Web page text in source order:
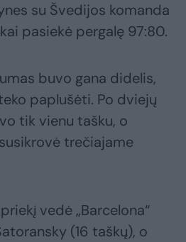
su Švedijos komanda
pasiekė pergalę 97:80.
buvo gana didelis,
paplušėti. Po dviejų
tik vienu tašku, o
trečiajame
vedė „Barcelona“
(16 taškų), o